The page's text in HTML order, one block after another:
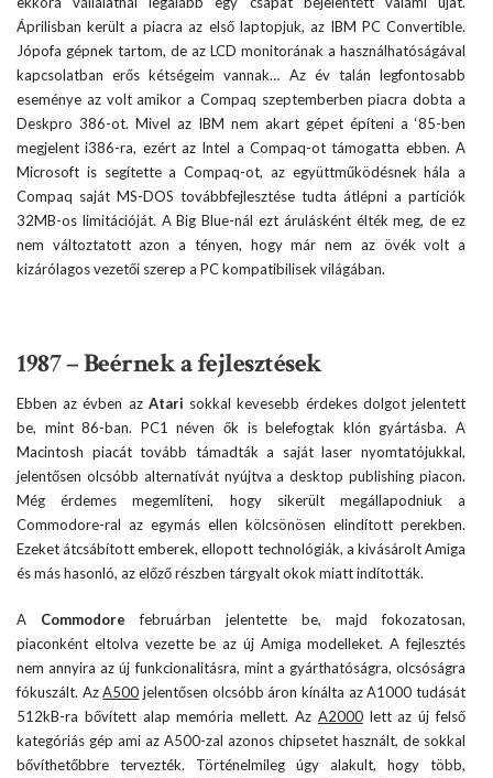
Áprilisban került a piacra az első laptopjuk, az IBM PC Convertible.
Jópofa gépnek tartom, de az LCD monitorának a használhatóságával
kapcsolatban erős kétségeim vannak… Az év talán legfontosabb
eseménye az volt amikor a Compaq szeptemberben piacra dobta a
Deskpro 386-ot. Mivel az IBM nem akart gépet építeni a ‘85-ben
megjelent i386-ra, ezért az Intel a Compaq-ot támogatta ebben. A
Microsoft is segítette a Compaq-ot, az együttműködésnek hála a
Compaq saját MS-DOS továbbfejlesztése tudta átlépni a partíciók
32MB-os limitációját. A Big Blue-nál ezt árulásként élték meg, de ez
nem változtatott azon a tényen, hogy már nem az övék volt a
kizárólagos vezetői szerep a PC kompatibilisek világában.
1987 – Beérnek a fejlesztések
Ebben az évben az Atari sokkal kevesebb érdekes dolgot jelentett
be, mint 86-ban. PC1 néven ők is belefogtak klón gyártásba. A
Macintosh piacát tovább támadták a saját laser nyomtatójukkal,
jelentősen olcsóbb alternatívát nyújtva a desktop publishing piacon.
Még érdemes megemlíteni, hogy sikerült megállapodniuk a
Commodore-ral az egymás ellen kölcsönösen elindított perekben.
Ezeket átcsábított emberek, ellopott technológiák, a kivásárolt Amiga
és más hasonló, az előző részben tárgyalt okok miatt indították.
A Commodore februárban jelentette be, majd fokozatosan,
piaconként eltolva vezette be az új Amiga modelleket. A fejlesztés
nem annyira az új funkcionalitásra, mint a gyárthatóságra, olcsóságra
fókuszált. AzA500 jelentősen olcsóbb áron kínálta az A1000 tudását
512kB-ra bővített alap memória mellett. Az A2000lett az új felső
kategóriás gép ami az A500-zal azonos chipsetet használt, de sokkal
bővíthetőbbre tervezték. Történelmileg úgy alakult, hogy több,